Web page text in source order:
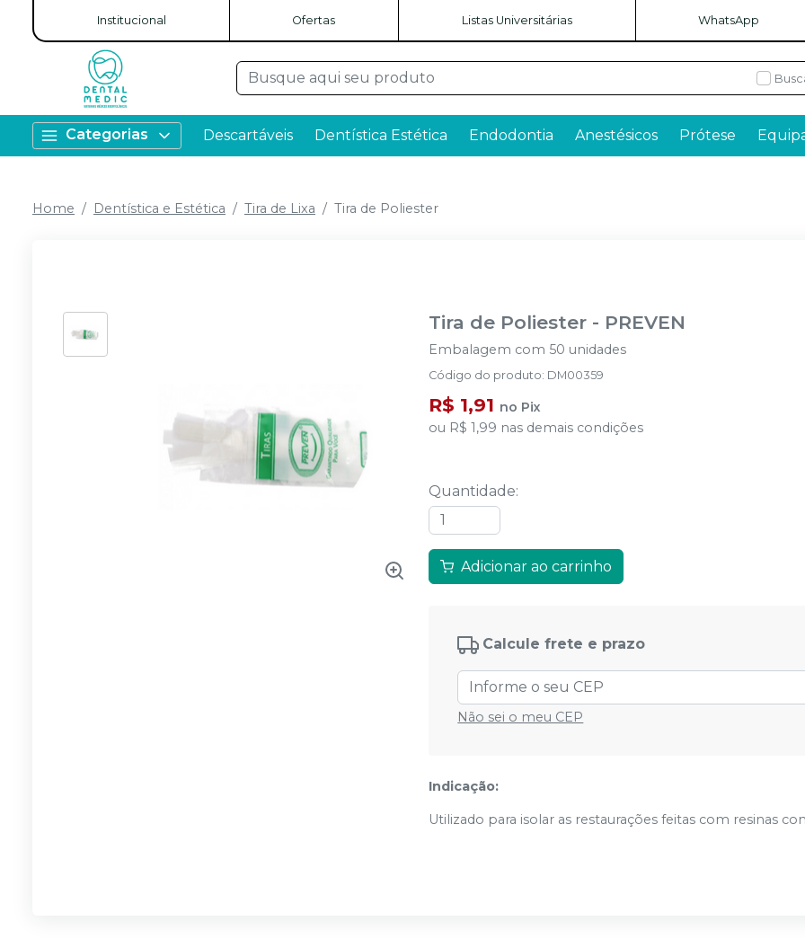
Institucional Ofertas Listas Universitárias WhatsApp
Categorias Descartáveis Dentística Estética Endodontia Anestésicos Prótese
Home Dentística e Estética Tira de Lixa Tira de Poliester
Tira de Poliester - PREVEN
Embalagem com 50 unidades
Código do produto: DM00359
R$ 1,91 no Pix
ou R$ 1,99 nas demais condições
Quantidade:
Adicionar ao carrinho
Calcule frete e prazo
Não sei o meu CEP
Indicação:
Utilizado para isolar as restaurações feitas com resinas